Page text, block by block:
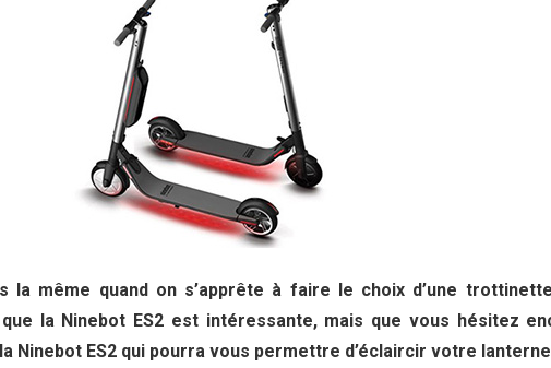
la même quand on s’apprête à faire le choix d’une
la Ninebot ES2 est intéressante, mais que vous hésitez
Ninebot ES2 qui pourra vous permettre d’éclaircir votre